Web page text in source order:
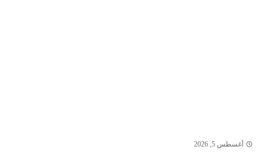
أغسطس 5, 2026